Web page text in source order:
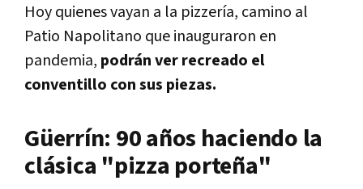
Hoy quienes vayan a la pizzería, camino al
Patio Napolitano que inauguraron en
pandemia, podrán ver recreado el
conventillo con sus piezas.
Güerrín: 90 años haciendo la
clásica "pizza porteña"